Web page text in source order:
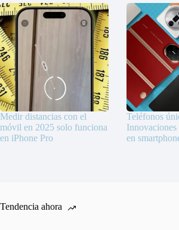
Medir distancias con el
móvil en 2025 solo funciona
en iPhone Pro
Teléfonos
Innovaciones
en
Tendencia ahora